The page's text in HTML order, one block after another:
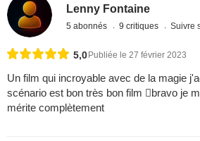
Lenny Fontaine
5 abonnés 9 critiques Suivre
5,0 Publiée le 27 février 2023
Un film qui incroyable avec de la magie
scénario est bon très bon film bravo je
mérite complètement